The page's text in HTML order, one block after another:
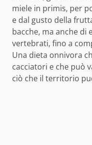
miele in primis, per
e dal gusto della
bacche, ma anche di
vertebrati, fino a
Una dieta onnivora
cacciatori e che può
ciò che il territorio